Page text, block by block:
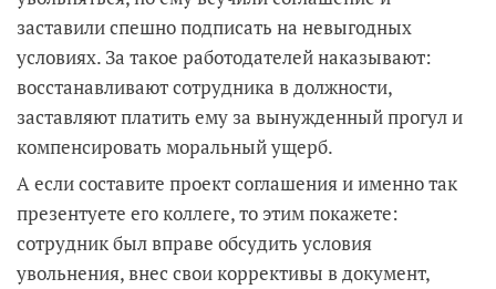
заставили спешно подписать на невыгодных
условиях. За такое работодателей наказывают:
восстанавливают сотрудника в должности,
заставляют платить ему за вынужденный прогул и
компенсировать моральный ущерб.
А если составите проект соглашения и именно так
презентуете его коллеге, то этим покажете:
сотрудник был вправе обсудить условия
увольнения, внес свои коррективы в документ,